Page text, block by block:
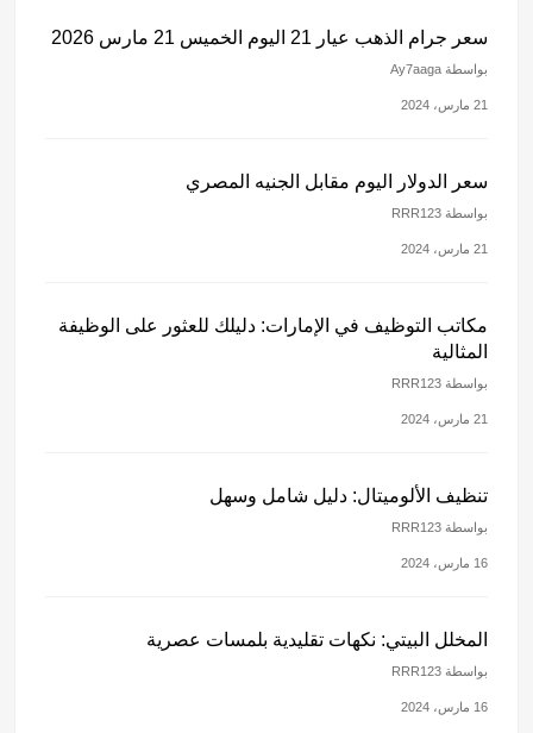
سعر جرام الذهب عيار 21 اليوم الخميس 21 مارس 2026
بواسطة Ay7aaga
21 مارس، 2024
سعر الدولار اليوم مقابل الجنيه المصري
بواسطة RRR123
21 مارس، 2024
مكاتب التوظيف في الإمارات: دليلك للعثور على الوظيفة
المثالية
بواسطة RRR123
21 مارس، 2024
تنظيف الألوميتال: دليل شامل وسهل
بواسطة RRR123
16 مارس، 2024
المخلل البيتي: نكهات تقليدية بلمسات عصرية
بواسطة RRR123
16 مارس، 2024